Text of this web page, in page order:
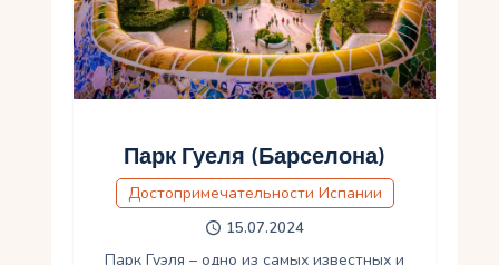
Парк Гуеля (Барселона)
Достопримечательности Испании
15.07.2024
Парк Гуэля – одно из самых известных и